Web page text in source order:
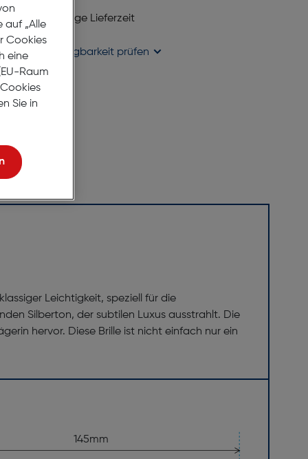
6 bis 8 Werktage Lieferzeit
liefern
in
Verfügbarkeit prüfen
Leichtigkeit, speziell für die
Silberton, der subtilen Luxus ausstrahlt. Die
hervor. Diese Brille ist nicht einfach nur ein
145mm
auf „Alle
Cookies
eine
Raum
Sie in